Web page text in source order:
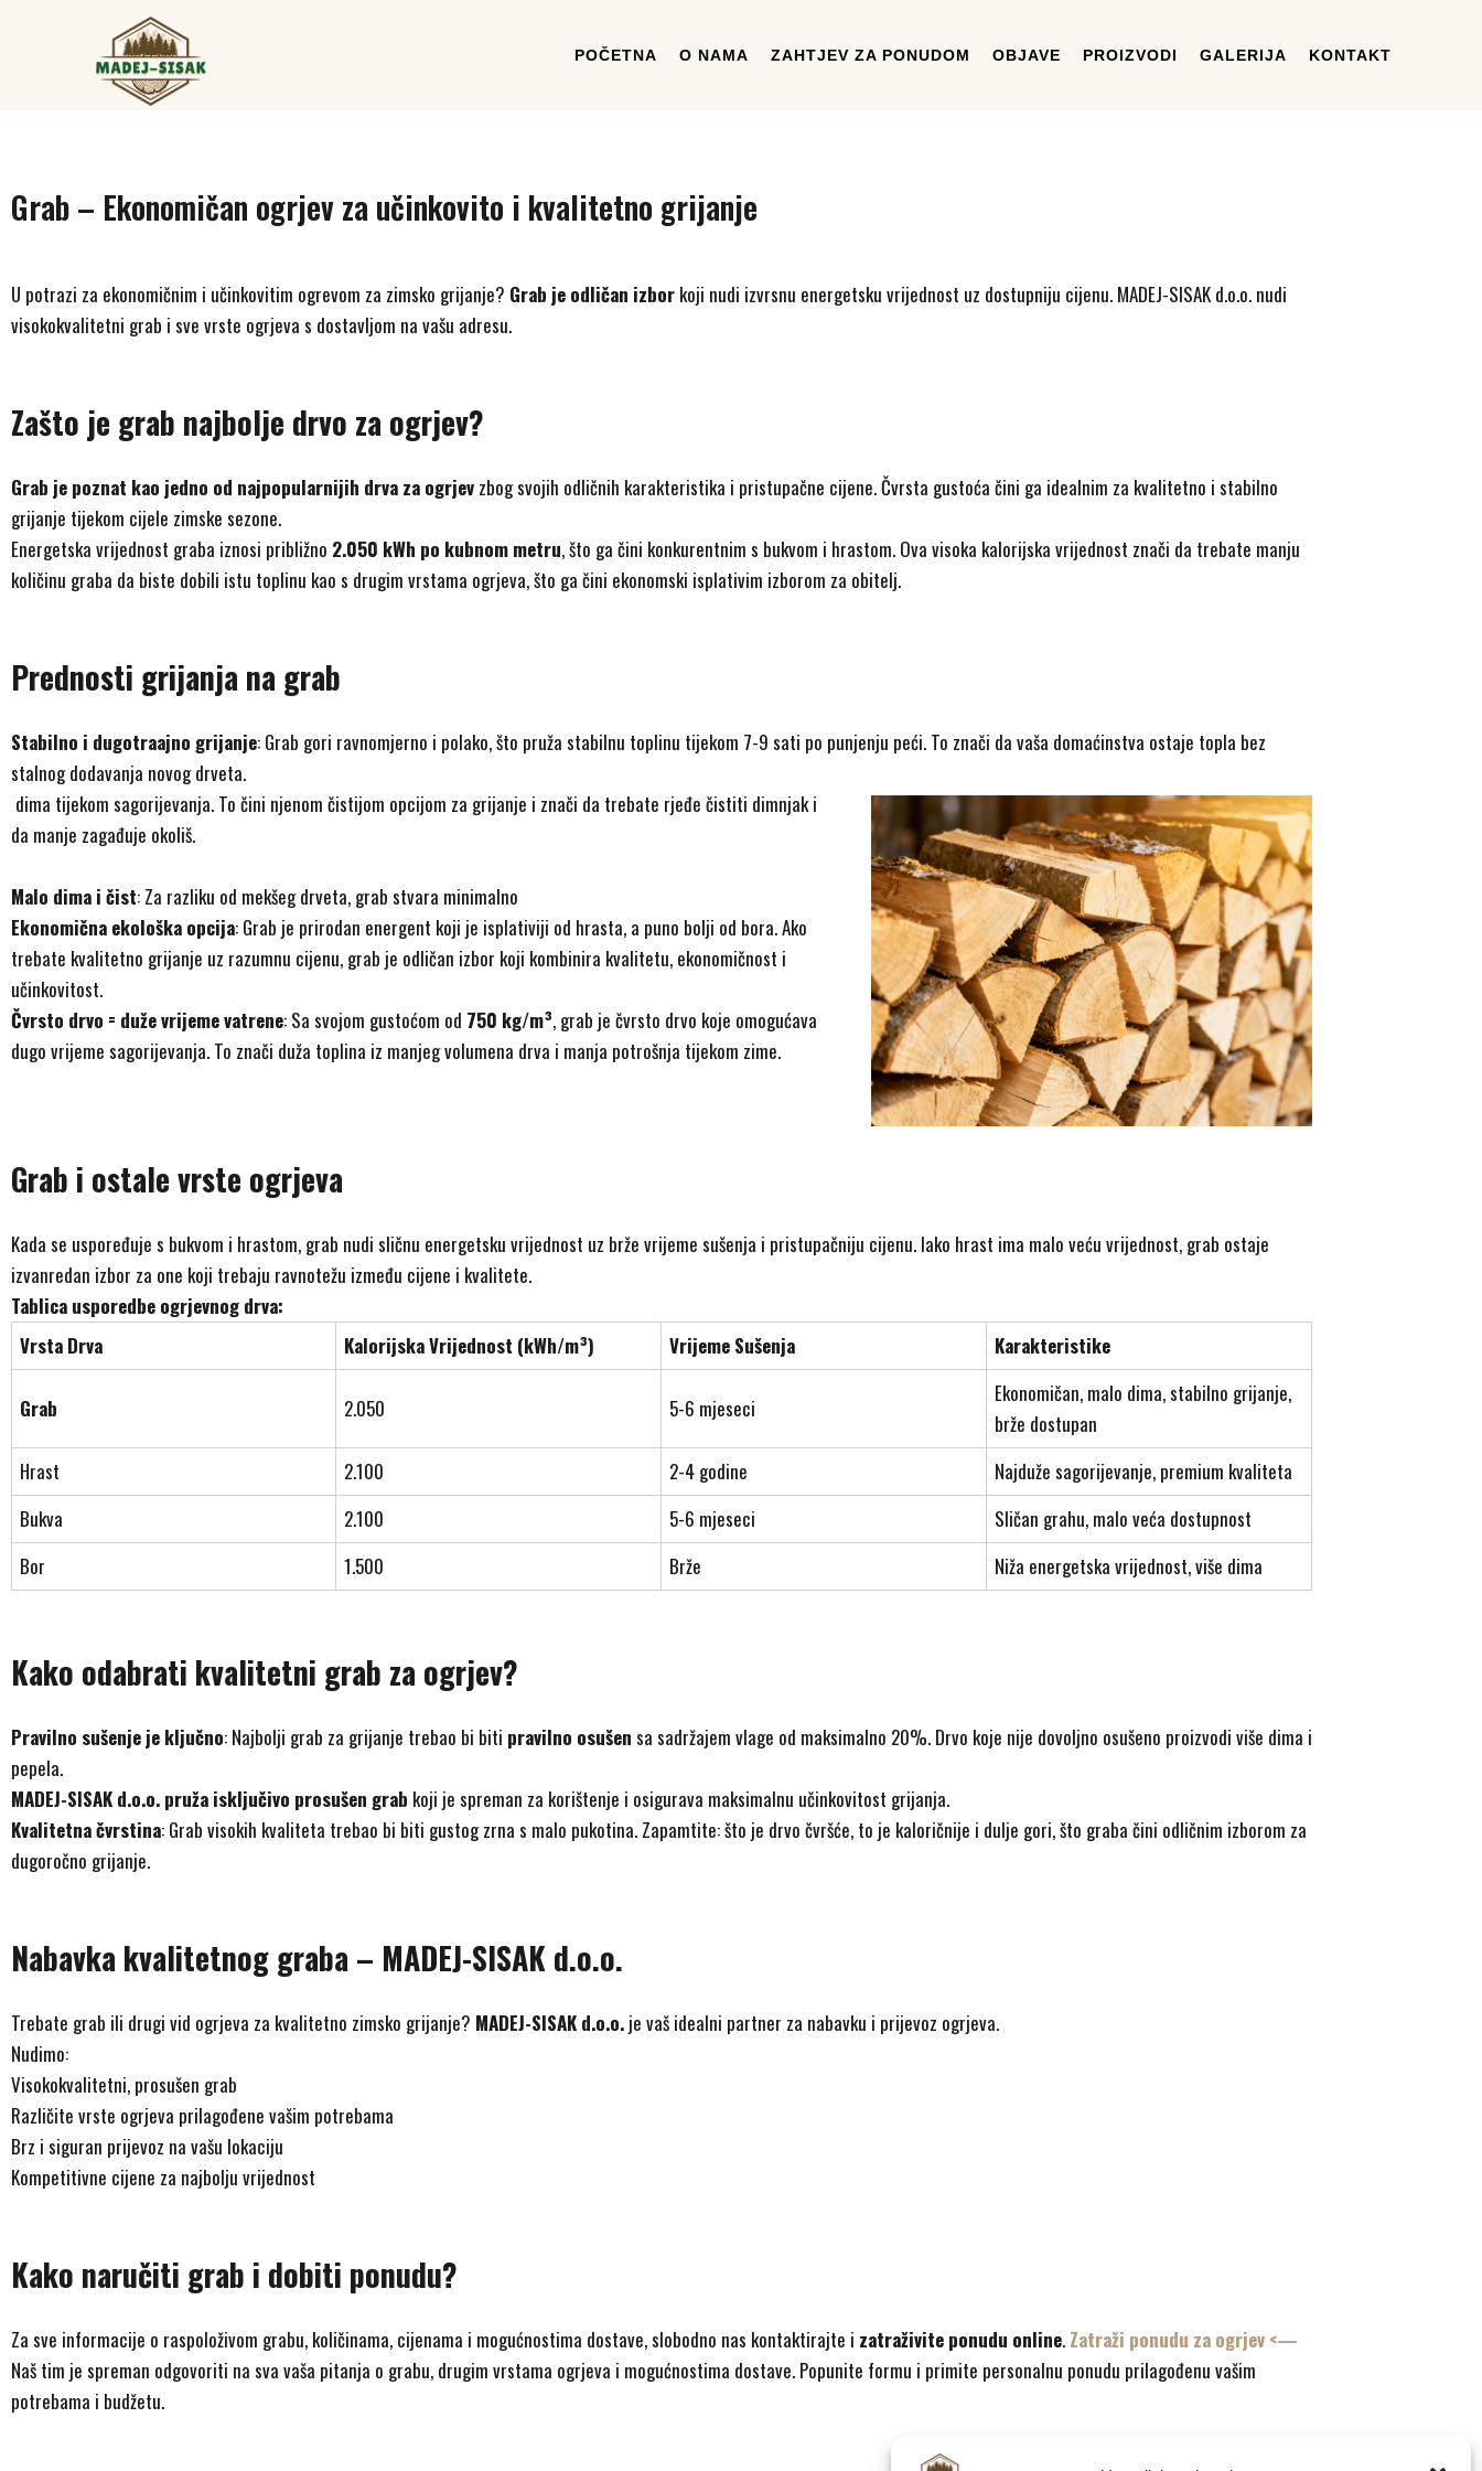
POČETNA O NAMA ZAHTJEV ZA PONUDOM OBJAVE PROIZVODI GALERIJA KONTAKT
Grab – Ekonomičan ogrjev za učinkovito i kvalitetno grijanje
U potrazi za ekonomičnim i učinkovitim ogrevom za zimsko grijanje? Grab je odličan izbor koji nudi izvrsnu energetsku vrijednost uz dostupniju cijenu. MADEJ-SISAK d.o.o. nudi
visokokvalitetni grab i sve vrste ogrjeva s dostavljom na vašu adresu.
Zašto je grab najbolje drvo za ogrjev?
Grab je poznat kao jedno od najpopularnijih drva za ogrjev zbog svojih odličnih karakteristika i pristupačne cijene. Čvrsta gustoća čini ga idealnim za kvalitetno i stabilno
grijanje tijekom cijele zimske sezone.
Energetska vrijednost graba iznosi približno 2.050 kWh po kubnom metru, što ga čini konkurentnim s bukvom i hrastom. Ova visoka kalorijska vrijednost znači da trebate manju
količinu graba da biste dobili istu toplinu kao s drugim vrstama ogrjeva, što ga čini ekonomski isplativim izborom za obitelj.
Prednosti grijanja na grab
Stabilno i dugotraajno grijanje: Grab gori ravnomjerno i polako, što pruža stabilnu toplinu tijekom 7-9 sati po punjenju peći. To znači da vaša domaćinstva ostaje topla bez
stalnog dodavanja novog drveta.
dima tijekom sagorijevanja. To čini njenom čistijom opcijom za grijanje i znači da trebate rjeđe čistiti dimnjak i
da manje zagađuje okoliš.
Malo dima i čist: Za razliku od mekšeg drveta, grab stvara minimalno
Ekonomična ekološka opcija: Grab je prirodan energent koji je isplativiji od hrasta, a puno bolji od bora. Ako
trebate kvalitetno grijanje uz razumnu cijenu, grab je odličan izbor koji kombinira kvalitetu, ekonomičnost i
učinkovitost.
Čvrsto drvo = duže vrijeme vatrene: Sa svojom gustoćom od 750 kg/m³, grab je čvrsto drvo koje omogućava
dugo vrijeme sagorijevanja. To znači duža toplina iz manjeg volumena drva i manja potrošnja tijekom zime.
Grab i ostale vrste ogrjeva
Kada se uspoređuje s bukvom i hrastom, grab nudi sličnu energetsku vrijednost uz brže vrijeme sušenja i pristupačniju cijenu. Iako hrast ima malo veću vrijednost, grab ostaje
izvanredan izbor za one koji trebaju ravnotežu između cijene i kvalitete.
Tablica usporedbe ogrjevnog drva:
Vrsta Drva
Kalorijska Vrijednost (kWh/m³) Vrijeme Sušenja Karakteristike
Grab 2.050 5-6 mjeseci
Ekonomičan, malo dima, stabilno grijanje,
brže dostupan
Hrast
2.100 2-4 godine
Najduže sagorijevanje, premium kvaliteta
Bukva
2.100 5-6 mjeseci
Sličan grahu, malo veća dostupnost
Bor
1.500 Brže Niža energetska vrijednost, više dima
Kako odabrati kvalitetni grab za ogrjev?
Pravilno sušenje je ključno: Najbolji grab za grijanje trebao bi biti pravilno osušen sa sadržajem vlage od maksimalno 20%. Drvo koje nije dovoljno osušeno proizvodi više dima i
pepela.
MADEJ-SISAK d.o.o. pruža isključivo prosušen grab koji je spreman za korištenje i osigurava maksimalnu učinkovitost grijanja.
Kvalitetna čvrstina: Grab visokih kvaliteta trebao bi biti gustog zrna s malo pukotina. Zapamtite: što je drvo čvršće, to je kaloričnije i dulje gori, što graba čini odličnim izborom za
dugoročno grijanje.
Nabavka kvalitetnog graba – MADEJ-SISAK d.o.o.
Trebate grab ili drugi vid ogrjeva za kvalitetno zimsko grijanje? MADEJ-SISAK d.o.o. je vaš idealni partner za nabavku i prijevoz ogrjeva.
Nudimo:
Visokokvalitetni, prosušen grab
Različite vrste ogrjeva prilagođene vašim potrebama
Brz i siguran prijevoz na vašu lokaciju
Kompetitivne cijene za najbolju vrijednost
Kako naručiti grab i dobiti ponudu?
Za sve informacije o raspoloživom grabu, količinama, cijenama i mogućnostima dostave, slobodno nas kontaktirajte i zatraživite ponudu online. Zatraži ponudu za ogrjev <—
Naš tim je spreman odgovoriti na sva vaša pitanja o grabu, drugim vrstama ogrjeva i mogućnostima dostave. Popunite formu i primite personalnu ponudu prilagođenu vašim
potrebama i budžetu.